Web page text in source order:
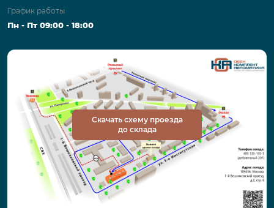
График работы
Пн - Пт 09:00 - 18:00
Скачать схему проезда
до склада